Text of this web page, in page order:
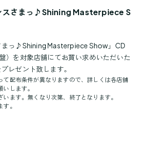
スさまっ♪Shining Masterpiece S
まっ♪Shining Masterpiece Show」CD
）を対象店舗にてお買い求めいただいた
レゼント致します。
て配布条件が異なりますので、詳しくは各店舗
します。
ます。無くなり次第、終了となります。
。